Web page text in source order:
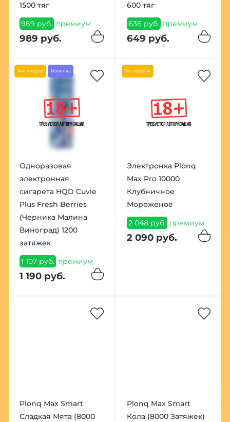
1500 тяг
969 руб. премиум
989 руб.
600 тяг
636 руб. премиум
649 руб.
Хит продаж Новинка
Одноразовая
электронная
сигарета HQD Cuvie
Plus Fresh Berries
(Черника Малина
Виноград) 1200
затяжек
1 107 руб. премиум
1 190 руб.
Хит продаж
Электронка Plonq
Max Pro 10000
Клубничное
Мороженое
2 048 руб. премиум
2 090 руб.
Plonq Max Smart
Сладкая Мята (8000
Plonq Max Smart
Кола (8000 Затяжек)